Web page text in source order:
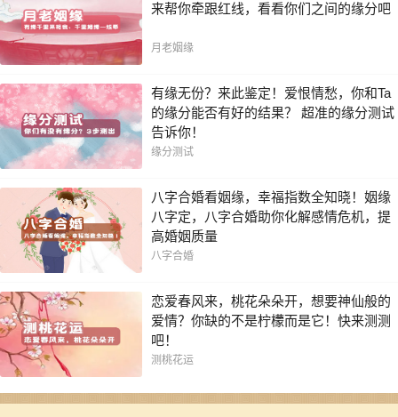
来帮你牵跟红线，看看你们之间的缘分吧
月老姻缘
有缘无份？来此鉴定！爱恨情愁，你和Ta
的缘分能否有好的结果？ 超准的缘分测试
告诉你！
缘分测试
八字合婚看姻缘，幸福指数全知晓！姻缘
八字定，八字合婚助你化解感情危机，提
高婚姻质量
八字合婚
恋爱春风来，桃花朵朵开，想要神仙般的
爱情？你缺的不是柠檬而是它！快来测测
吧！
测桃花运